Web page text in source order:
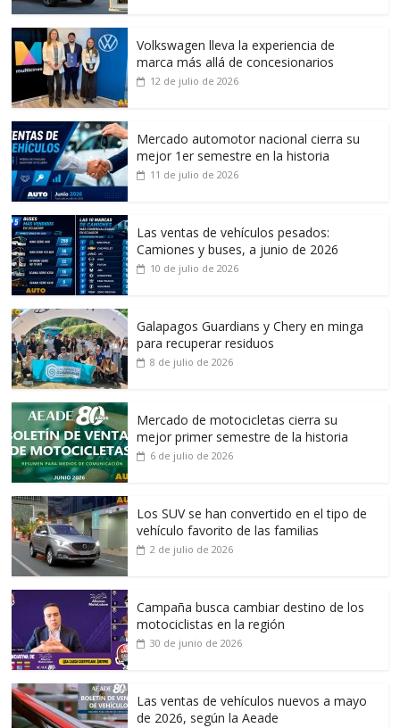
Volkswagen lleva la experiencia de
marca más allá de concesionarios
12 de julio de 2026
Mercado automotor nacional cierra su
mejor 1er semestre en la historia
11 de julio de 2026
Las ventas de vehículos pesados:
Camiones y buses, a junio de 2026
10 de julio de 2026
Galapagos Guardians y Chery en minga
para recuperar residuos
8 de julio de 2026
Mercado de motocicletas cierra su
mejor primer semestre de la historia
6 de julio de 2026
Los SUV se han convertido en el tipo de
vehículo favorito de las familias
2 de julio de 2026
Campaña busca cambiar destino de los
motociclistas en la región
30 de junio de 2026
Las ventas de vehículos nuevos a mayo
de 2026, según la Aeade